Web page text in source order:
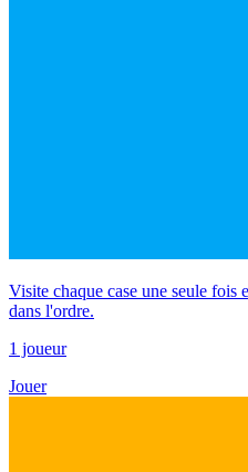
Visite chaque case une seule fois
dans l'ordre.
1 joueur
Jouer